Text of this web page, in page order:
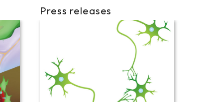
Press releases